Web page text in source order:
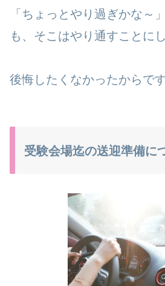
「ちょっとやり過ぎかな～
も、そこはやり通すことに
後悔したくなかったからで
受験会場迄の送迎準備に